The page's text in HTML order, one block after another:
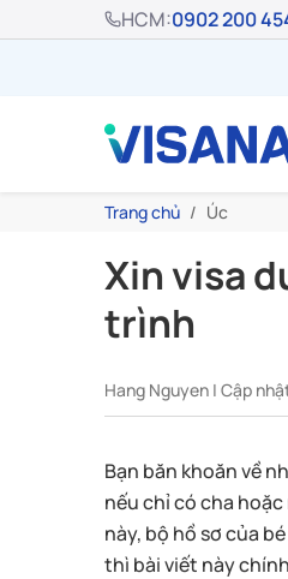
HCM:0902 200
Trang chủ Úc
Xin visa
trình
Hang Nguyen | Cập
Bạn băn khoăn về
nếu chỉ có cha
này, bộ hồ sơ của
thì bài viết này